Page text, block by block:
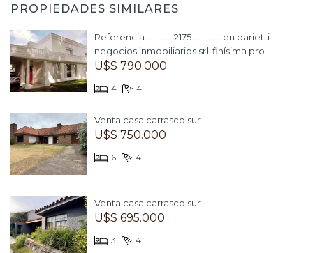
PROPIEDADES SIMILARES
Referencia..............2175...............en parietti
negocios inmobiliarios srl. finísima pro...
U$S 790.000
4 4
Venta casa carrasco sur
U$S 750.000
6 4
Venta casa carrasco sur
U$S 695.000
3 4